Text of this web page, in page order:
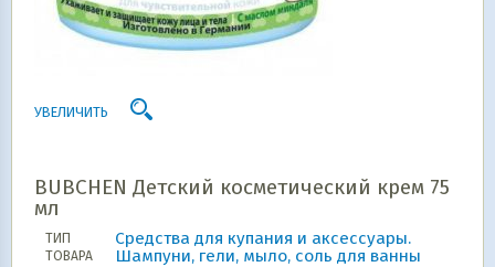
УВЕЛИЧИТЬ
BUBCHEN Детский косметический крем 75
мл
ТИП
ТОВАРА
Средства для купания и аксессуары.
Шампуни, гели, мыло, соль для ванны